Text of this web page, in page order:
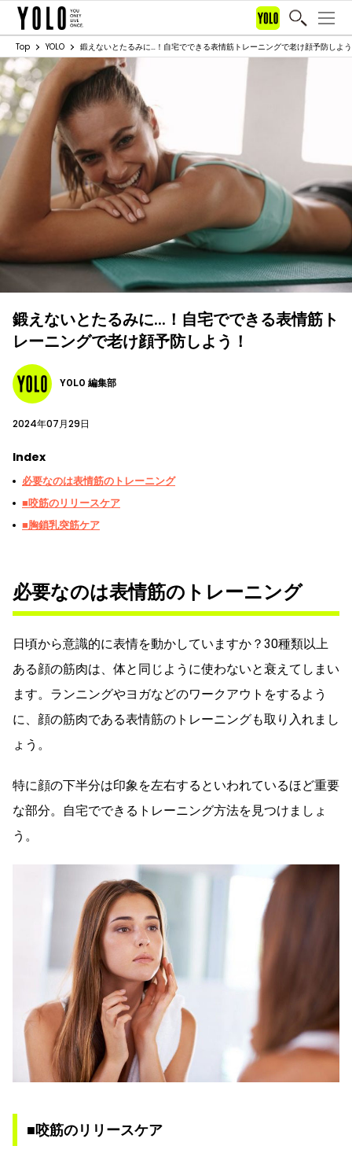
Top YOLO 鍛えないとたるみに…！自宅でできる表情筋トレーニングで老け顔予防しよ
鍛えないとたるみに…！自宅でできる表情筋ト
レーニングで老け顔予防しよう！
YOLO 編集部
2024年07月29日
Index
必要なのは表情筋のトレーニング
■咬筋のリリースケア
■胸鎖乳突筋ケア
必要なのは表情筋のトレーニング
日頃から意識的に表情を動かしていますか？30種類以上
ある顔の筋肉は、体と同じように使わないと衰えてしまい
ます。ランニングやヨガなどのワークアウトをするよう
に、顔の筋肉である表情筋のトレーニングも取り入れまし
ょう。
特に顔の下半分は印象を左右するといわれているほど重要
な部分。自宅でできるトレーニング方法を見つけましょ
う。
■咬筋のリリースケア